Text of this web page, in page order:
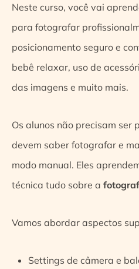
Neste curso, você vai
para fotografar
posicionamento seguro e
bebê relaxar, uso de
das imagens e muito mais.
Os alunos não precisam ser
devem saber fotografar e
modo manual. Eles
técnica tudo sobre a
Vamos abordar aspectos
Settings de câmera e